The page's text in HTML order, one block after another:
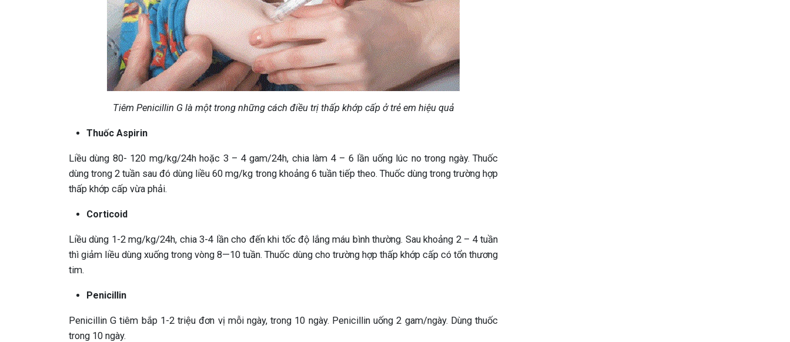
Tiêm Penicillin G là một trong những cách điều trị thấp khớp cấp ở trẻ em hiệu quả
Thuốc Aspirin
Liều dùng 80- 120 mg/kg/24h hoặc 3 – 4 gam/24h, chia làm 4 – 6 lần uống lúc no trong ngày. Thuốc
dùng trong 2 tuần sau đó dùng liều 60 mg/kg trong khoảng 6 tuần tiếp theo. Thuốc dùng trong trường hợp
thấp khớp cấp vừa phải.
Corticoid
Liều dùng 1-2 mg/kg/24h, chia 3-4 lần cho đến khi tốc độ lắng máu bình thường. Sau khoảng 2 – 4 tuần
thì giảm liều dùng xuống trong vòng 8—10 tuần. Thuốc dùng cho trường hợp thấp khớp cấp có tổn thương
tim.
Penicillin
Penicillin G tiêm bắp 1-2 triệu đơn vị mỗi ngày, trong 10 ngày. Penicillin uống 2 gam/ngày. Dùng thuốc
trong 10 ngày.